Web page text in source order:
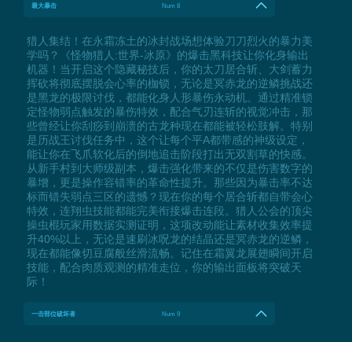
最大暴击 Num 8
猎人集结！在永霜冻土的冰封战场想体验刀刀烈火的暴力美
学吗？《怪物猎人:世界-冰原》的爆击黑科技让你化身输出
机器！当开启这个隐藏秘技后，你的太刀居合斩、大剑蓄力
挥砍将彻底摆脱会心率的枷锁，无论是冥赤龙的逆鳞挑战还
是黑龙的极限讨伐，都能化身人形暴伤永动机。通过精准锁
定怪物弱点触发的暴伤特效，配合气刃连斩的视觉冲击，那
些曾经让你刮痧到崩溃的古龙种现在都能被轻松肢解。特别
是历战王讨伐任务中，这个让每个平A都带感的神级设定，
能让你在飞爪软化后的倒地追击阶段打出无双割草的快感。
从新手村到大师级副本，爆击强化带来的不仅是伤害数字的
暴增，更是操作容错率的革命性提升。那些因为暴击率不达
标而错失弱点三区的遗憾？现在你的每个居合斩都自带会心
特效，连翔虫技能都能完美衔接爆击连段。猎人公会的顶尖
操虫棍玩家用数据实测证明，这项改动能让素材收集效率提
升40%以上，无论是速刷冰呪龙的结晶还是冥赤龙的逆鳞，
现在都能像切豆腐般丝滑流畅。记住在霜翼龙展翅瞬间开启
技能，配合肉质观测的精准走位，你的输出面板将突破天
际！
一击部位破坏者 Num 9